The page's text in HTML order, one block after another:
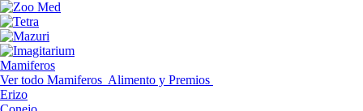
Mamiferos
Ver todo Mamiferos Alimento y Premios
Erizo